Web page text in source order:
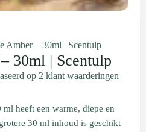
Amber – 30ml | Scentulp
30ml | Scentulp
op 2 klant waarderingen
heeft een warme, diepe en
30 ml inhoud is geschikt